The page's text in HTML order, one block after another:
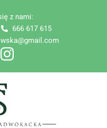
z nami:
666 617 615